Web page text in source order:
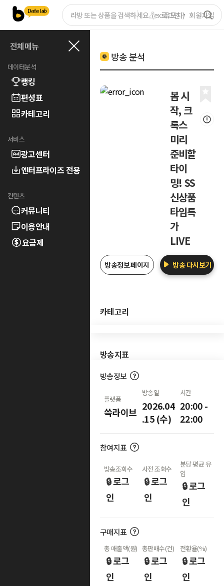
로그인 회원가입
전체메뉴
데이터분석
랭킹
편성표
카테고리
서비스
광고센터
엔터프라이즈 전용
컨텐츠
커뮤니티
이용안내
요금제
방송 분석
봄 시
작, 크
록스
미리
준비할
타이
밍! SS
신상품
타임특
가
LIVE
방송정보 페이지 방송 다시보기
카테고리
방송지표
방송정보
플랫폼
쓱라이브
방송일
2026.04
.15 (수)
시간
20:00 -
22:00
참여지표
방송조회수
🔒 로그
인
사전 조회수
🔒 로그
인
분당 평균 유
입
🔒 로그
인
구매지표
총 매출액(원)
🔒 로그
인
총판매수(건)
🔒 로그
인
전환율(%)
🔒 로그
인